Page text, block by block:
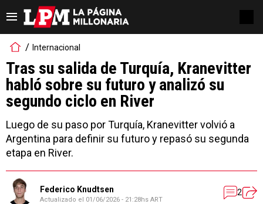
Internacional
Tras su salida de Turquía, Kranevitter
habló sobre su futuro y analizó su
segundo ciclo en River
Luego de su paso por Turquía, Kranevitter volvió a
Argentina para definir su futuro y repasó su segunda
etapa en River.
Federico Knudtsen
Actualizado el 01/06/2026 - 21:28hs ART
2